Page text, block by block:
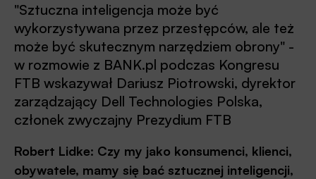
"Sztuczna inteligencja może być
wykorzystywana przez przestępców, ale też
może być skutecznym narzędziem obrony" -
w rozmowie z BANK.pl podczas Kongresu
FTB wskazywał Dariusz Piotrowski, dyrektor
zarządzający Dell Technologies Polska,
członek zwyczajny Prezydium FTB
Robert Lidke: Czy my jako konsumenci, klienci,
obywatele, mamy się bać sztucznej inteligencji,